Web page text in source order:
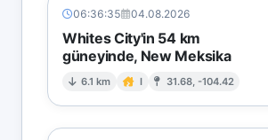
06:36:35 04.08.2026
Whites City'in 54 km
güneyinde, New Meksika
6.1 km I 31.68, -104.42